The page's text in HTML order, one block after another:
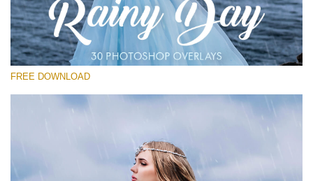
Small 800*533px
Rain Day
(30 Overlays)
Entire Collection
FREE DOWNLOAD